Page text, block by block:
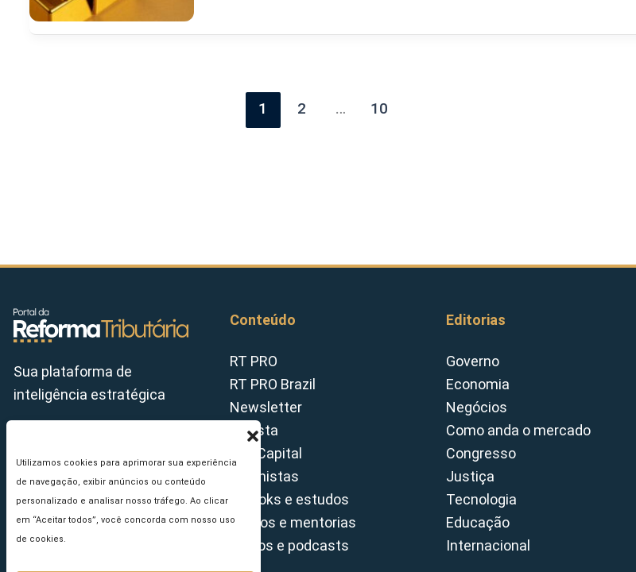
Utilizamos cookies para aprimorar sua experiência
de navegação, exibir anúncios ou conteúdo
personalizado e analisar nosso tráfego. Ao clicar
em “Aceitar todos”, você concorda com nosso uso
de cookies.
1 2 … 10
Sua plataforma de
inteligência estratégica
Conteúdo
RT PRO
RT PRO Brazil
Newsletter
Revista
Tax Capital
Colunistas
E-books e estudos
Cursos e mentorias
Vídeos e podcasts
Editorias
Governo
Economia
Negócios
Como anda o mercado
Congresso
Justiça
Tecnologia
Educação
Internacional